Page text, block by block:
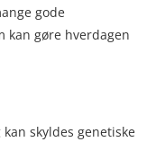
gode
gøre hverdagen
skyldes genetiske